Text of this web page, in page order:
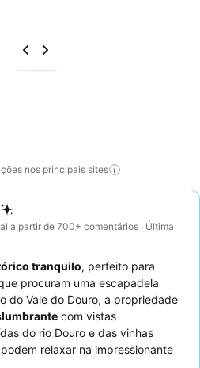
nos principais sites
a partir de 700+ comentários · Última
tranquilo, perfeito para
procuram uma escapadela
do Vale do Douro, a propriedade
com vistas
do rio Douro e das vinhas
relaxar na impressionante